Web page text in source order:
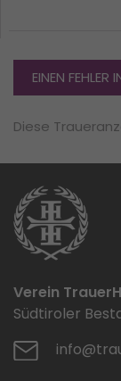
EINEN FEHLER
Diese
Verein
Südtiroler